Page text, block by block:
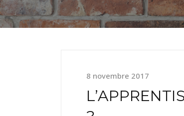
8 novembre 2017